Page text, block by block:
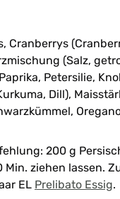
Cranberrys
(Salz,
Petersilie,
Dill),
200 g
Min. ziehen lassen.
EL Prelibato Essig.